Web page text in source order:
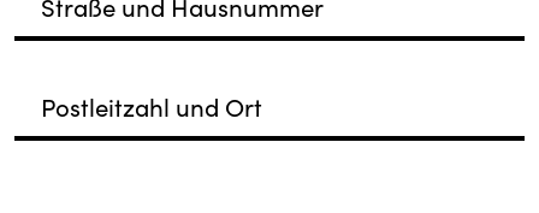
Straße und Hausnummer
Postleitzahl und Ort